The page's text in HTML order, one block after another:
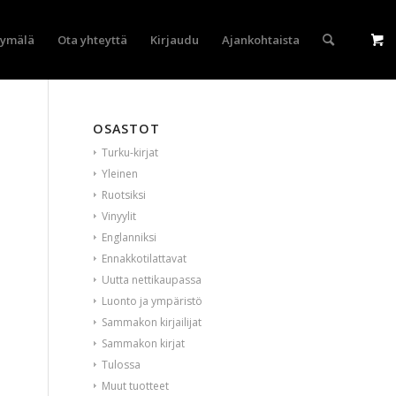
Ota yhteyttä Kirjaudu Ajankohtaista
OSASTOT
Turku-kirjat
Yleinen
Ruotsiksi
Vinyylit
Englanniksi
Ennakkotilattavat
Uutta nettikaupassa
Luonto ja ympäristö
Sammakon kirjailijat
Sammakon kirjat
Tulossa
Muut tuotteet